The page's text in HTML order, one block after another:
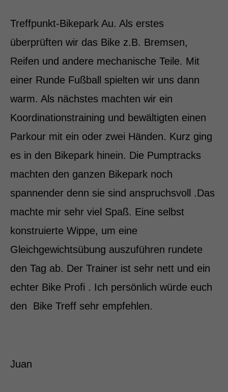
Treffpunkt-Bikepark Au. Als erstes
überprüften wir das Bike z.B. Bremsen,
Reifen und andere mechanische Teile. Mit
einer Runde Fußball spielten wir uns dann
warm. Als nächstes machten wir ein
Koordinationstraining und bewältigten einen
Parkour mit ein oder zwei Händen. Kurz ging
es in den Bikepark hinein. Die Pumptracks
machten den ganzen Bikepark noch
spannender denn sie sind anspruchsvoll .Das
machte mir sehr viel Spaß. Eine selbst
konstruierte Wippe, um eine
Gleichgewichtsübung auszuführen rundete
den Tag ab. Der Trainer ist sehr nett und ein
echter Bike Profi . Ich persönlich würde euch
den Bike Treff sehr empfehlen.
Juan